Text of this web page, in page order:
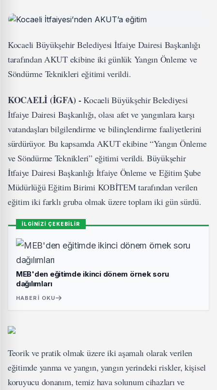
Kocaeli Büyükşehir Belediyesi İtfaiye Dairesi Başkanlığı
tarafından AKUT ekibine iki günlük Yangın Önleme ve
Söndürme Teknikleri eğitimi verildi.
KOCAELİ (İGFA) -Kocaeli Büyükşehir Belediyesi
İtfaiye Dairesi Başkanlığı, olası afet ve yangınlara karşı
vatandaşları bilgilendirme ve bilinçlendirme faaliyetlerini
sürdürüyor. Bu kapsamda AKUT ekibine “Yangın Önleme
ve Söndürme Teknikleri” eğitimi verildi. Büyükşehir
İtfaiye Dairesi Başkanlığı İtfaiye Önleme ve Eğitim Şube
Müdürlüğü Eğitim Birimi KOBİTEM tarafından verilen
eğitim iki farklı gruba olmak üzere toplam iki gün sürdü.
İLGİNİZİ ÇEKEBİLİR
MEB'den eğitimde ikinci dönem örnek soru
dağılımları
HABERI OKU
Teorik ve pratik olmak üzere iki aşamalı olarak verilen
eğitimde yanma ve yangın, yangın yerindeki riskler, kişisel
koruyucu donanım, temiz hava solunum cihazları ve